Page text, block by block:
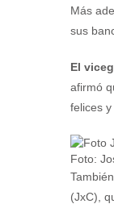
Más
sus
El
afirmó
felices y
Foto:
(JxC),